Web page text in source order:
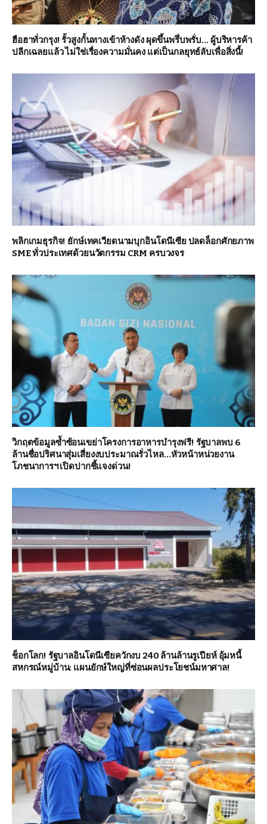
ฮือฮาทั่วกรุง! รั้วสูงกั้นทางเข้าห้างดัง ผุดขึ้นพรึ่บพรั่บ… ผู้บริหารค้า
ปลีกเฉลยแล้ว ไม่ใช่เรื่องความมั่นคง แต่เป็นกลยุทธ์ลับเพื่อสิ่งนี้!
พลิกเกมธุรกิจ! ยักษ์เทคเวียดนามบุกอินโดนีเซีย ปลดล็อกศักยภาพ
SME ทั่วประเทศด้วยนวัตกรรม CRM ครบวงจร
วิกฤตข้อมูลซ้ำซ้อนเขย่าโครงการอาหารบำรุงฟรี! รัฐบาลพบ 6
ล้านชื่อปริศนาสุ่มเสี่ยงงบประมาณรั่วไหล…หัวหน้าหน่วยงาน
โภชนาการฯ เปิดปากชี้แจงด่วน!
ช็อกโลก! รัฐบาลอินโดนีเซียควักงบ 240 ล้านล้านรูเปียห์ อุ้มหนี้
สหกรณ์หมู่บ้าน: แผนยักษ์ใหญ่ที่ซ่อนผลประโยชน์มหาศาล!